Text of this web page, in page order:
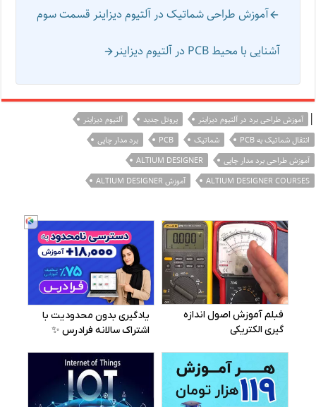
آموزش طراحی شماتیک در آلتیوم دیزاینر قسمت سوم
آشنایی با محیط PCB در آلتیوم دیزاینر
| آموزش طراحی برد در آلتیوم دیزاینر پروتل جدید
آلتیوم دیزاینر
انتقال شماتیک به PCB
شماتیک PCB
برد مدار چاپی
آموزش طراحی برد مدار چاپی
ALTIUM DESIGNER
ALTIUM DESIGNER COURSES
آموزش ALTIUM DESIGNER